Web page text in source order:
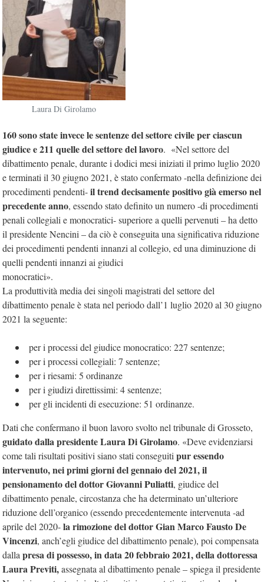
Laura Di Girolamo
160 sono state invece le sentenze del settore civile per ciascun
giudice e 211 quelle del settore del lavoro. «Nel settore del
dibattimento penale, durante i dodici mesi iniziati il primo luglio 2020
e terminati il 30 giugno 2021, è stato confermato -nella definizione dei
procedimenti pendenti-il trend decisamentepositivo già emerso nel
precedente anno, essendo stato definito un numero -di procedimenti
penali collegiali e monocratici- superiore a quelli pervenuti – ha detto
il presidente Nencini – da ciò è conseguita una significativa riduzione
dei procedimenti pendenti innanzi al collegio, ed una diminuzione di
quelli pendenti innanzi ai giudici
monocratici».
La produttività media dei singoli magistrati del settore del
dibattimento penale è stata nel periodo dall’1 luglio 2020 al 30 giugno
2021 la seguente:
per i processi del giudice monocratico: 227 sentenze;
per i processi collegiali: 7 sentenze;
per i riesami: 5 ordinanze
per i giudizi direttissimi: 4 sentenze;
per gli incidenti di esecuzione: 51 ordinanze.
Dati che confermano il buon lavoro svolto nel tribunale di Grosseto,
guidato dalla presidente Laura Di Girolamo. «Deve evidenziarsi
come tali risultati positivi siano stati conseguiti pur essendo
intervenuto, nei primi giorni del gennaio del 2021, il
pensionamento del dottor Giovanni Puliatti, giudice del
dibattimento penale, circostanza che ha determinato un’ulteriore
riduzione dell’organico (essendo precedentemente intervenuta -ad
aprile del 2020-la rimozione del dottor Gian Marco Fausto De
Vincenzi, anch’egli giudice del dibattimento penale), poi compensata
dalla presa di possesso, in data 20 febbraio 2021, della dottoressa
Laura Previti,assegnata al dibattimento penale – spiega il presidente